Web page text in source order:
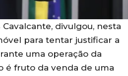
divulgou, nesta
para tentar justificar a
uma operação da
é fruto da venda de uma